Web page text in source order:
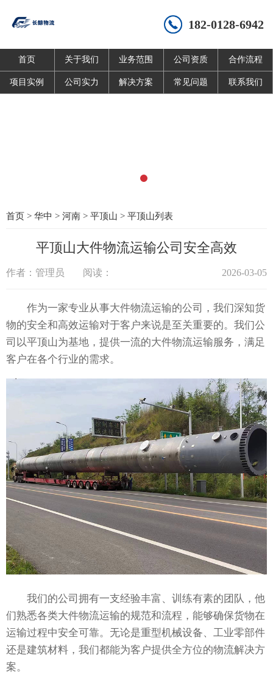
182-0128-6942
首页 关于我们 业务范围 公司资质 合作流程
项目实例 公司实力 解决方案 常见问题 联系我们
首页 > 华中 > 河南 > 平顶山 > 平顶山列表
平顶山大件物流运输公司安全高效
作者：管理员 阅读： 2026-03-05
作为一家专业从事大件物流运输的公司，我们深知货
物的安全和高效运输对于客户来说是至关重要的。我们公
司以平顶山为基地，提供一流的大件物流运输服务，满足
客户在各个行业的需求。
我们的公司拥有一支经验丰富、训练有素的团队，他
们熟悉各类大件物流运输的规范和流程，能够确保货物在
运输过程中安全可靠。无论是重型机械设备、工业零部件
还是建筑材料，我们都能为客户提供全方位的物流解决方
案。